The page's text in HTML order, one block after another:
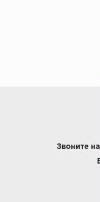
Звоните